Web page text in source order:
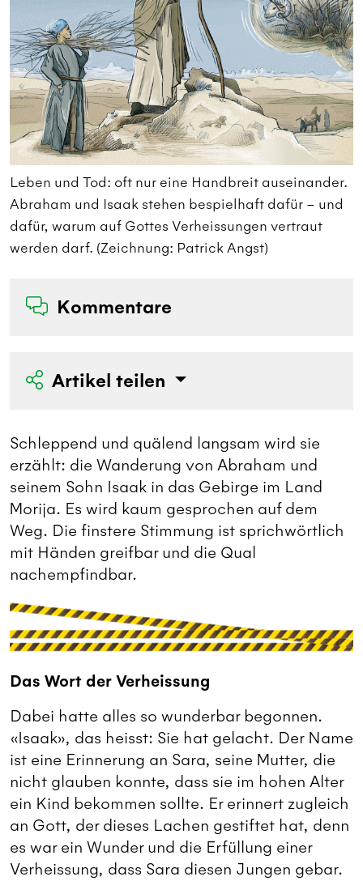
Leben und Tod: oft nur eine Handbreit auseinander.
Abraham und Isaak stehen bespielhaft dafür – und
dafür, warum auf Gottes Verheissungen vertraut
werden darf. (Zeichnung: Patrick Angst)
Kommentare
Artikel teilen
Schleppend und quälend langsam wird sie
erzählt: die Wanderung von Abraham und
seinem Sohn Isaak in das Gebirge im Land
Morija. Es wird kaum gesprochen auf dem
Weg. Die finstere Stimmung ist sprichwörtlich
mit Händen greifbar und die Qual
nachempfindbar.
Das Wort der Verheissung
Dabei hatte alles so wunderbar begonnen.
«Isaak», das heisst: Sie hat gelacht. Der Name
ist eine Erinnerung an Sara, seine Mutter, die
nicht glauben konnte, dass sie im hohen Alter
ein Kind bekommen sollte. Er erinnert zugleich
an Gott, der dieses Lachen gestiftet hat, denn
es war ein Wunder und die Erfüllung einer
Verheissung, dass Sara diesen Jungen gebar.